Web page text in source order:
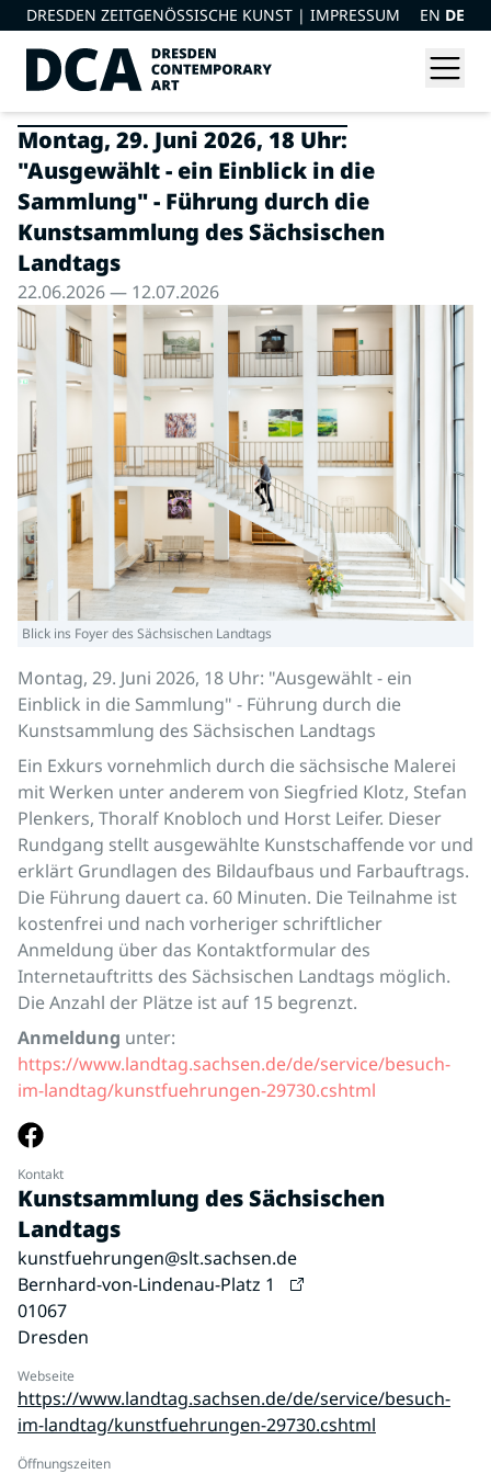
DRESDEN ZEITGENÖSSISCHE KUNST | IMPRESSUM EN DE
Montag, 29. Juni 2026, 18 Uhr:
"Ausgewählt - ein Einblick in die
Sammlung" - Führung durch die
Kunstsammlung des Sächsischen
Landtags
22.06.2026 — 12.07.2026
Blick ins Foyer des Sächsischen Landtags
Montag, 29. Juni 2026, 18 Uhr: "Ausgewählt - ein
Einblick in die Sammlung" - Führung durch die
Kunstsammlung des Sächsischen Landtags
Ein Exkurs vornehmlich durch die sächsische Malerei
mit Werken unter anderem von Siegfried Klotz, Stefan
Plenkers, Thoralf Knobloch und Horst Leifer. Dieser
Rundgang stellt ausgewählte Kunstschaffende vor und
erklärt Grundlagen des Bildaufbaus und Farbauftrags.
Die Führung dauert ca. 60 Minuten. Die Teilnahme ist
kostenfrei und nach vorheriger schriftlicher
Anmeldung über das Kontaktformular des
Internetauftritts des Sächsischen Landtags möglich.
Die Anzahl der Plätze ist auf 15 begrenzt.
Anmeldung unter:
https://www.landtag.sachsen.de/de/service/besuch-
im-landtag/kunstfuehrungen-29730.cshtml
Kontakt
Kunstsammlung des Sächsischen
Landtags
kunstfuehrungen@slt.sachsen.de
Bernhard-von-Lindenau-Platz 1
01067
Dresden
Webseite
https://www.landtag.sachsen.de/de/service/besuch-
im-landtag/kunstfuehrungen-29730.cshtml
Öffnungszeiten